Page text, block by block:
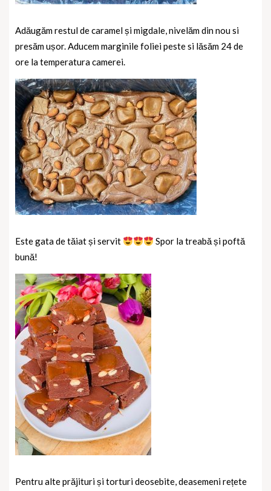
Adăugăm restul de caramel și migdale, nivelăm din nou si
presăm ușor. Aducem marginile foliei peste si lăsăm 24 de
ore la temperatura camerei.
Este gata de tăiat și servit
Spor la treabă și poftă
bună!
Pentru alte prăjituri și torturi deosebite, deasemeni rețete